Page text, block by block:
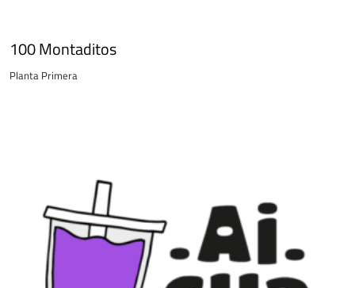
100 Montaditos
Planta Primera